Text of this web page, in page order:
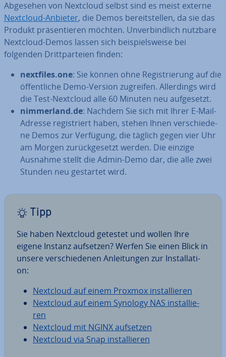
Abgesehen von Nextcloud selbst sind es meist externe
Nextcloud-Anbieter, die Demos be­reit­stel­len, da sie das
Produkt prä­sen­tie­ren möchten. Un­ver­bind­lich nutzbare
Nextcloud-Demos lassen sich bei­spiels­wei­se bei
folgenden Dritt­par­tei­en finden:
nextfiles.one: Sie können ohne Re­gis­trie­rung auf die
öf­fent­li­che Demo-Version zugreifen. Al­ler­dings wird
die Test-Nextcloud alle 60 Minuten neu auf­ge­setzt.
nim­mer­land.de: Nachdem Sie sich mit Ihrer E-Mail-
Adresse re­gis­triert haben, stehen Ihnen ver­schie­de­
ne Demos zur Verfügung, die täglich gegen vier Uhr
am Morgen zu­rück­ge­setzt werden. Die einzige
Ausnahme stellt die Admin-Demo dar, die alle zwei
Stunden neu gestartet wird.
Tipp
Sie haben Nextcloud getestet und wollen Ihre
eigene Instanz aufsetzen? Werfen Sie einen Blick in
unsere ver­schie­de­nen An­lei­tun­gen zur In­stal­la­ti­
on:
Nextcloud auf einem Proxmox in­stal­lie­ren
Nextcloud auf einem Synology NAS in­stal­lie­
ren
Nextcloud mit NGINX aufsetzen
Nextcloud via Snap in­stal­lie­ren